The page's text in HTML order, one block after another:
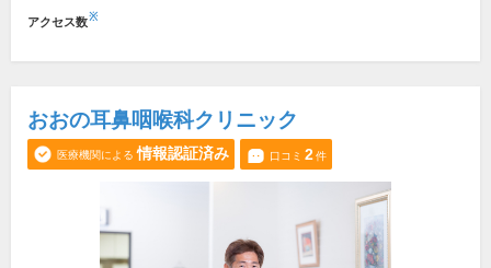
アクセス数※
おおの耳鼻咽喉科クリニック
医療機関による 情報認証済み 口コミ 2件